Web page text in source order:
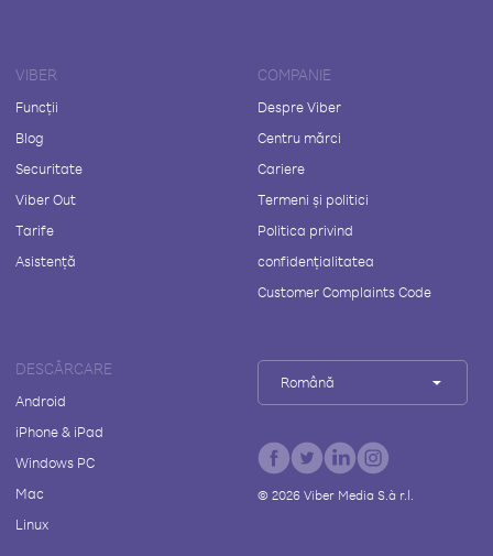
VIBER
Funcții
Blog
Securitate
Viber Out
Tarife
Asistență
COMPANIE
Despre Viber
Centru mărci
Cariere
Termeni și politici
Politica privind
confidențialitatea
Customer Complaints Code
DESCĂRCARE
Android
iPhone & iPad
Windows PC
Mac
Linux
Română
© 2026Viber Media S.à r.l.